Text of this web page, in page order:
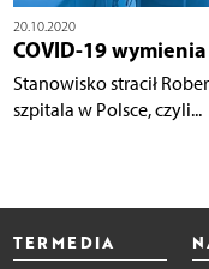
20.10.2020
COVID-19
Stanowisko stracił
szpitala w Polsce, czyli...
TERMEDIA